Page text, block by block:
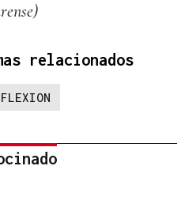
relacionados